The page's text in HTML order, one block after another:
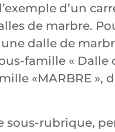
d’un
de marbre.
dalle de
famille « Dalle
«MARBRE »,
sous-rubrique,